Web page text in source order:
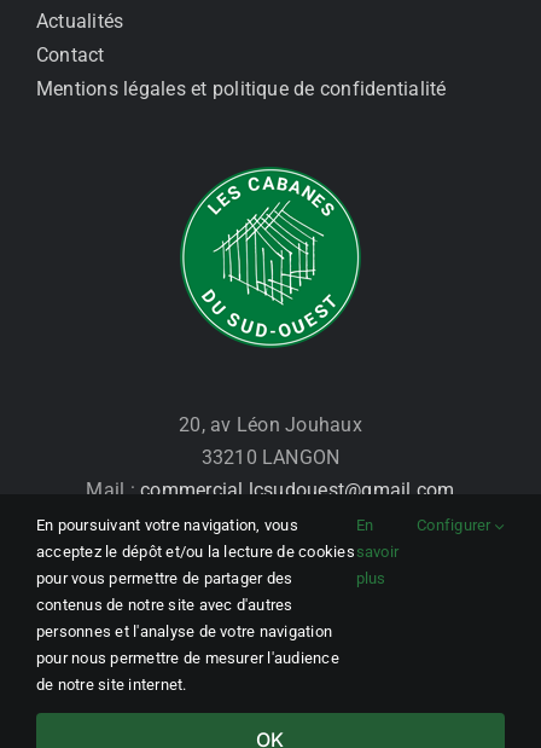
Actualités
Contact
Mentions légales et politique de confidentialité
20, av Léon Jouhaux
33210 LANGON
Mail :commercial.lcsudouest@gmail.com
Tél. : 07 86 28 18 15
Les Cabanes du Sud-Ouest © Copyright2026 | Conception
communication
Facebook
X
En poursuivant votre navigation, vous
acceptez le dépôt et/ou la lecture de cookies
pour vous permettre de partager des
contenus de notre site avec d'autres
personnes et l'analyse de votre navigation
pour nous permettre de mesurer l'audience
de notre site internet.
En
savoir
plus
Configurer
OK